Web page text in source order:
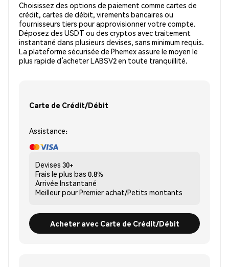
Choisissez des options de paiement comme cartes de
crédit, cartes de débit, virements bancaires ou
fournisseurs tiers pour approvisionner votre compte.
Déposez des USDT ou des cryptos avec traitement
instantané dans plusieurs devises, sans minimum requis.
La plateforme sécurisée de Phemex assure le moyen le
plus rapide d’acheter LABSV2 en toute tranquillité.
Carte de Crédit/Débit
Assistance:
Devises 30+
Frais le plus bas 0.8%
Arrivée Instantané
Meilleur pourPremier achat/Petits montants
Acheter avec Carte de Crédit/Débit